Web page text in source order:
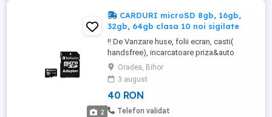
2
CARDURI microSD 8gb, 16gb,
32gb, 64gb clasa 10 noi sigilate
!! De Vanzare huse, folii ecran, casti(
handsfree), incarcatoare priza&auto
pentru aproape orice model de telefon &
tableta &ceas. Pentru orice Informatii
Comanda, va rugam sa ne trimiteti un
mesaj apasand butonul "Trimite Mesaj"
care sa contina si un numar de contact pt
Oradea, Bihor
3 august
40 RON
Telefon validat